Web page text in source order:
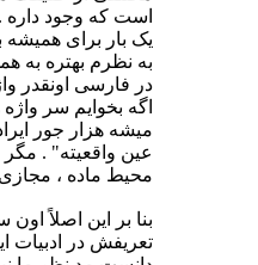
است که وجود داره
یک بار برای
به نظرم بهتره به
در فارسی اونقدر
اگه بخوایم سر
میشه هزار جور
عین واقعیته" .
محیط ماده ،
بنا بر این اصلاً
تعریفش در ادبیات